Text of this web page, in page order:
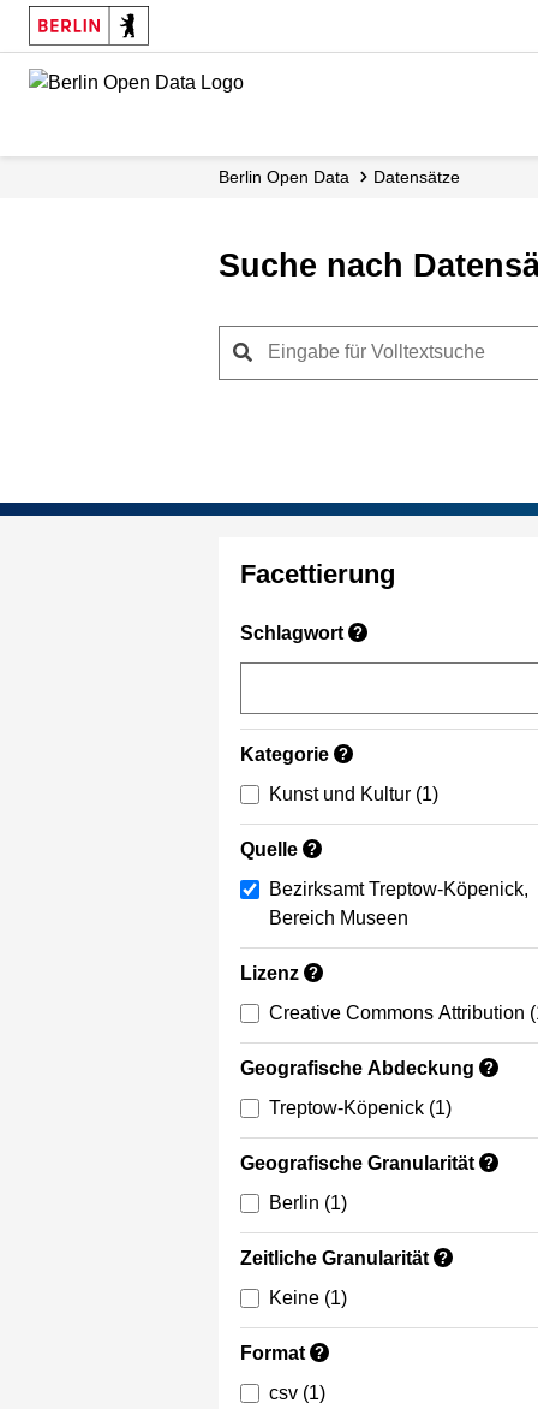
Skip
main
Berlin Open Data Datensätze
Suche nach
Facettierung
Schlagwort ?
Kategorie ?
Kunst und Kultur (1)
Quelle ?
Bezirksamt Treptow-Köpenick,
Bereich Museen
Lizenz ?
Creative Commons Attribution
Geografische Abdeckung ?
Treptow-Köpenick (1)
Geografische Granularität ?
Berlin (1)
Zeitliche Granularität ?
Keine (1)
Format ?
csv (1)